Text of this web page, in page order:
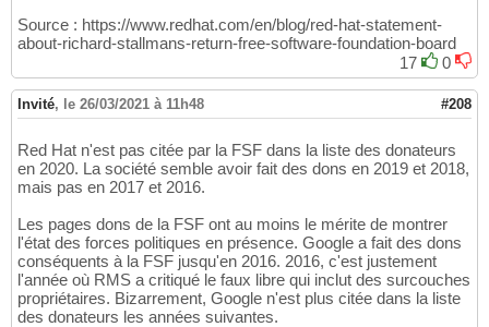
Source : https://www.redhat.com/en/blog/red-hat-statement-
about-richard-stallmans-return-free-software-foundation-board
17
0
Invité, le 26/03/2021 à 11h48 #208
Red Hat n'est pas citée par la FSF dans la liste des donateurs
en 2020. La société semble avoir fait des dons en 2019 et 2018,
mais pas en 2017 et 2016.
Les pages dons de la FSF ont au moins le mérite de montrer
l'état des forces politiques en présence. Google a fait des dons
conséquents à la FSF jusqu'en 2016. 2016, c'est justement
l'année où RMS a critiqué le faux libre qui inclut des surcouches
propriétaires. Bizarrement, Google n'est plus citée dans la liste
des donateurs les années suivantes.